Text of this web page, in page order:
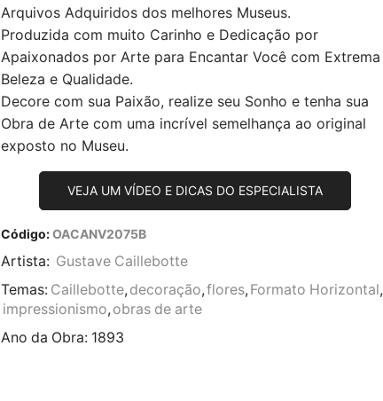
Arquivos Adquiridos dos melhores Museus.
Produzida com muito Carinho e Dedicação por
Apaixonados por Arte para Encantar Você com Extrema
Beleza e Qualidade.
Decore com sua Paixão, realize seu Sonho e tenha sua
Obra de Arte com uma incrível semelhança ao original
exposto no Museu.
VEJA UM VÍDEO E DICAS DO ESPECIALISTA
Código:OACANV2075B
Artista: Gustave Caillebotte
Temas: Caillebotte, decoração,flores, Formato Horizontal,
impressionismo, obras de arte
Ano da Obra: 1893